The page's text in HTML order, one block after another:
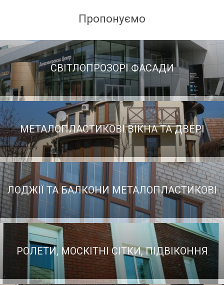
Пропонуємо
СВІТЛОПРОЗОРІ ФАСАДИ
МЕТАЛОПЛАСТИКОВІ ВІКНА ТА ДВЕРІ
ЛОДЖІЇ ТА БАЛКОНИ МЕТАЛОПЛАСТИКОВІ
РОЛЕТИ, МОСКІТНІ СІТКИ, ПІДВІКОННЯ